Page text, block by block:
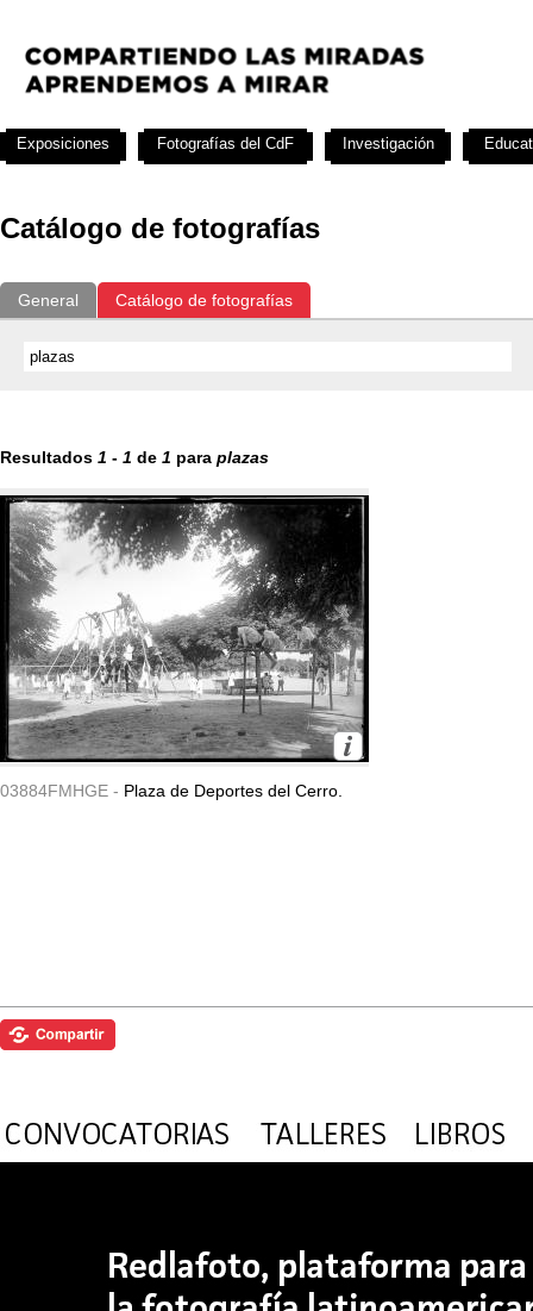
Catálogo de fotografías
General Catálogo de fotografías
Resultados 1 - 1 de 1 para plazas
03884FMHGE - Plaza de Deportes del Cerro.
Exposiciones Fotografías del CdF Investigación